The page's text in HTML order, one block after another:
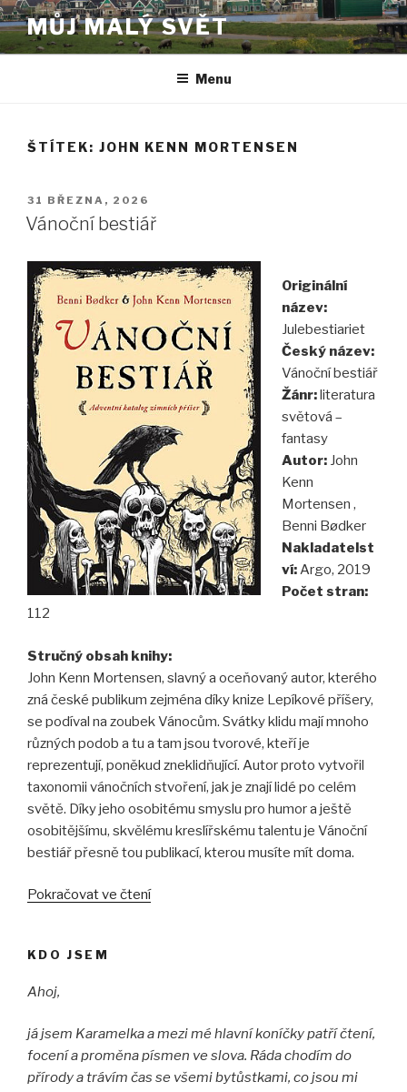
Přejít
k
obsahu
MŮJ MALÝ SVĚT
Menu
ŠTÍTEK: JOHN KENN MORTENSEN
PUBLIKOVÁNO
31 BŘEZNA, 2026
Vánoční bestiář
Originální
název:
Julebestiariet
Český název:
Vánoční bestiář
Žánr:literatura
světová –
fantasy
Autor: John
Kenn
Mortensen ,
Benni Bødker
Nakladatelst
ví:Argo, 2019
Počet stran:
112
Stručný obsah knihy:
John Kenn Mortensen, slavný a oceňovaný autor, kterého
zná české publikum zejména díky knize Lepíkové příšery,
se podíval na zoubek Vánocům. Svátky klidu mají mnoho
různých podob a tu a tam jsou tvorové, kteří je
reprezentují, poněkud zneklidňující. Autor proto vytvořil
taxonomii vánočních stvoření, jak je znají lidé po celém
světě. Díky jeho osobitému smyslu pro humor a ještě
osobitějšímu, skvělému kreslířskému talentu je Vánoční
bestiář přesně tou publikací, kterou musíte mít doma.
Pokračovat ve čtení„Vánoční
KDO JSEM
Ahoj,
já jsem Karamelka a mezi mé hlavní koníčky patří čtení,
focení a proměna písmen ve slova. Ráda chodím do
přírody a trávím čas se všemi bytůstkami, co jsou mi